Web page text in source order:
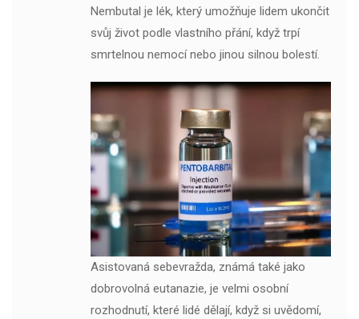
Nembutal je lék, který umožňuje lidem ukončit
svůj život podle vlastního přání, když trpí
smrtelnou nemocí nebo jinou silnou bolestí.
Asistovaná sebevražda, známá také jako
dobrovolná eutanazie, je velmi osobní
rozhodnutí, které lidé dělají, když si uvědomí,